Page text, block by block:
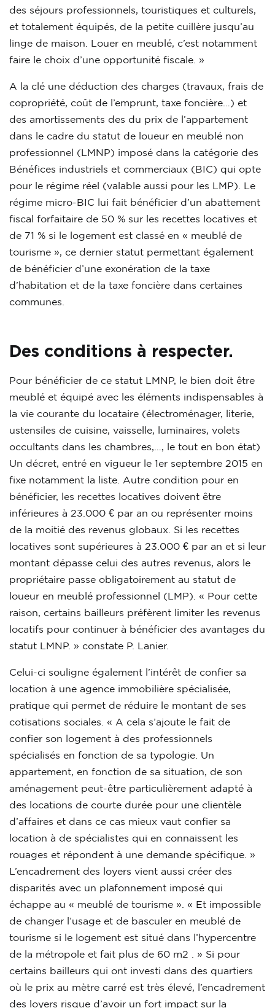
des séjours professionnels, touristiques et culturels,
et totalement équipés, de la petite cuillère jusqu’au
linge de maison. Louer en meublé, c’est notamment
faire le choix d’une opportunité fiscale. »
A la clé une déduction des charges (travaux, frais de
copropriété, coût de l’emprunt, taxe foncière…) et
des amortissements des du prix de l’appartement
dans le cadre du statut de loueur en meublé non
professionnel (LMNP) imposé dans la catégorie des
Bénéfices industriels et commerciaux (BIC) qui opte
pour le régime réel (valable aussi pour les LMP). Le
régime micro-BIC lui fait bénéficier d’un abattement
fiscal forfaitaire de 50 % sur les recettes locatives et
de 71 % si le logement est classé en « meublé de
tourisme », ce dernier statut permettant également
de bénéficier d’une exonération de la taxe
d’habitation et de la taxe foncière dans certaines
communes.
Des conditions à respecter.
Pour bénéficier de ce statut LMNP, le bien doit être
meublé et équipé avec les éléments indispensables à
la vie courante du locataire (électroménager, literie,
ustensiles de cuisine, vaisselle, luminaires, volets
occultants dans les chambres,…, le tout en bon état)
Un décret, entré en vigueur le 1er septembre 2015 en
fixe notamment la liste. Autre condition pour en
bénéficier, les recettes locatives doivent être
inférieures à 23.000 € par an ou représenter moins
de la moitié des revenus globaux. Si les recettes
locatives sont supérieures à 23.000 € par an et si leur
montant dépasse celui des autres revenus, alors le
propriétaire passe obligatoirement au statut de
loueur en meublé professionnel (LMP). « Pour cette
raison, certains bailleurs préfèrent limiter les revenus
locatifs pour continuer à bénéficier des avantages du
statut LMNP. » constate P. Lanier.
Celui-ci souligne également l’intérêt de confier sa
location à une agence immobilière spécialisée,
pratique qui permet de réduire le montant de ses
cotisations sociales. « A cela s’ajoute le fait de
confier son logement à des professionnels
spécialisés en fonction de sa typologie. Un
appartement, en fonction de sa situation, de son
aménagement peut-être particulièrement adapté à
des locations de courte durée pour une clientèle
d’affaires et dans ce cas mieux vaut confier sa
location à de spécialistes qui en connaissent les
rouages et répondent à une demande spécifique. »
L’encadrement des loyers vient aussi créer des
disparités avec un plafonnement imposé qui
échappe au « meublé de tourisme ». « Et impossible
de changer l’usage et de basculer en meublé de
tourisme si le logement est situé dans l’hypercentre
de la métropole et fait plus de 60 m2 . » Si pour
certains bailleurs qui ont investi dans des quartiers
où le prix au mètre carré est très élevé, l’encadrement
des loyers risque d’avoir un fort impact sur la